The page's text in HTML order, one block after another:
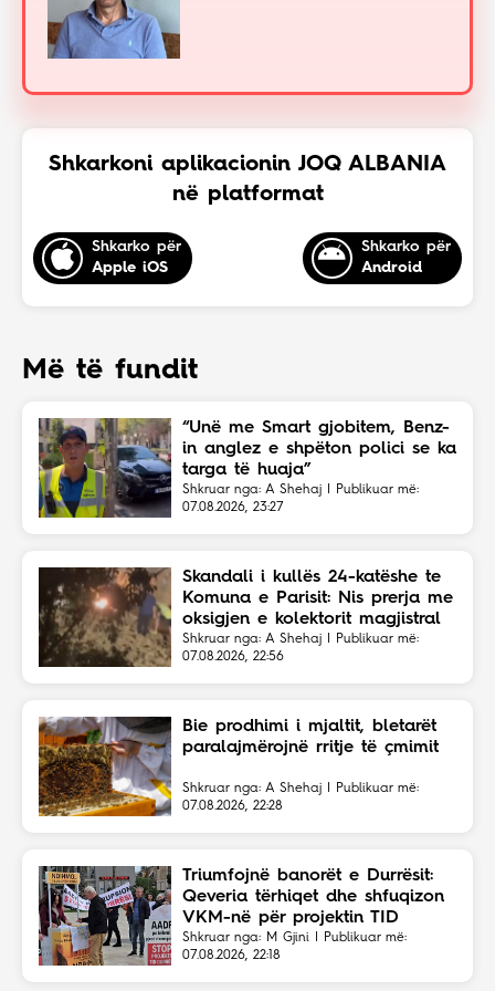
Shkarkoni aplikacionin JOQ ALBANIA
në platformat
Shkarko për
Apple iOS
Shkarko për
Android
Më të fundit
“Unë me Smart gjobitem, Benz-
in anglez e shpëton polici se ka
targa të huaja”
Shkruar nga: A Shehaj | Publikuar më:
07.08.2026, 23:27
Skandali i kullës 24-katëshe te
Komuna e Parisit: Nis prerja me
oksigjen e kolektorit magjistral
në fshehtësi
Shkruar nga: A Shehaj | Publikuar më:
07.08.2026, 22:56
Bie prodhimi i mjaltit, bletarët
paralajmërojnë rritje të çmimit
Shkruar nga: A Shehaj | Publikuar më:
07.08.2026, 22:28
Triumfojnë banorët e Durrësit:
Qeveria tërhiqet dhe shfuqizon
VKM-në për projektin TID
Shkruar nga: M Gjini | Publikuar më:
07.08.2026, 22:18